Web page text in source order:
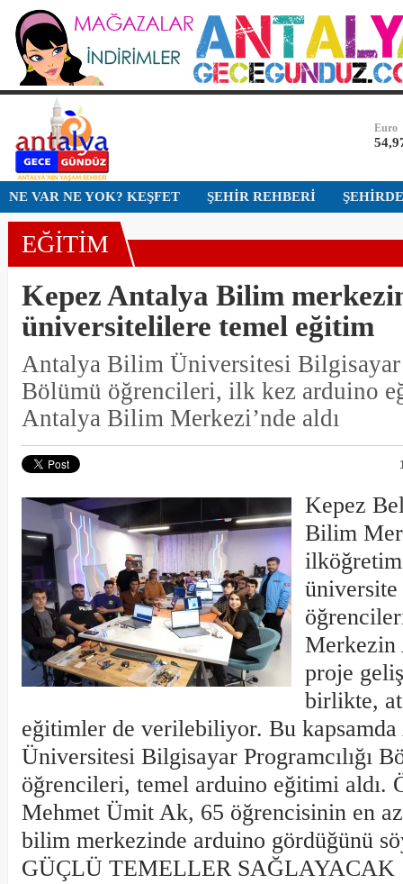
Dolar
Euro
Altın
Bist-
Dolar
NE VAR NE YOK? KEŞFET ŞEHİR REHBERİ
EĞİTİM
Kepez Antalya Bilim
üniversitelilere temel eğitim
Antalya Bilim Üniversitesi Bilgisayar
Bölümü öğrencileri, ilk kez arduino
Antalya Bilim Merkezi’nde aldı
Kepez
Bilim
Merkezin
proje
birlikte,
eğitimler de verilebiliyor. Bu
Üniversitesi Bilgisayar Programcılığı
öğrencileri, temel arduino eğitimi aldı.
Mehmet Ümit Ak, 65 öğrencisinin en
bilim merkezinde arduino gördüğünü
GÜÇLÜ TEMELLER SAĞLAYACAK